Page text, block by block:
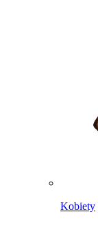
Kobiety